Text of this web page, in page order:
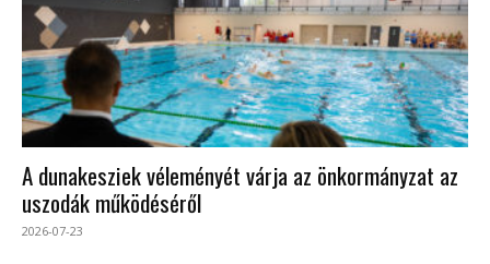
A dunakesziek véleményét várja az önkormányzat az
uszodák működéséről
2026-07-23